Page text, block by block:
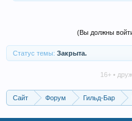
(Вы должны
Статус темы: Закрыта.
16+ •
Сайт Форум Гильд-Бар